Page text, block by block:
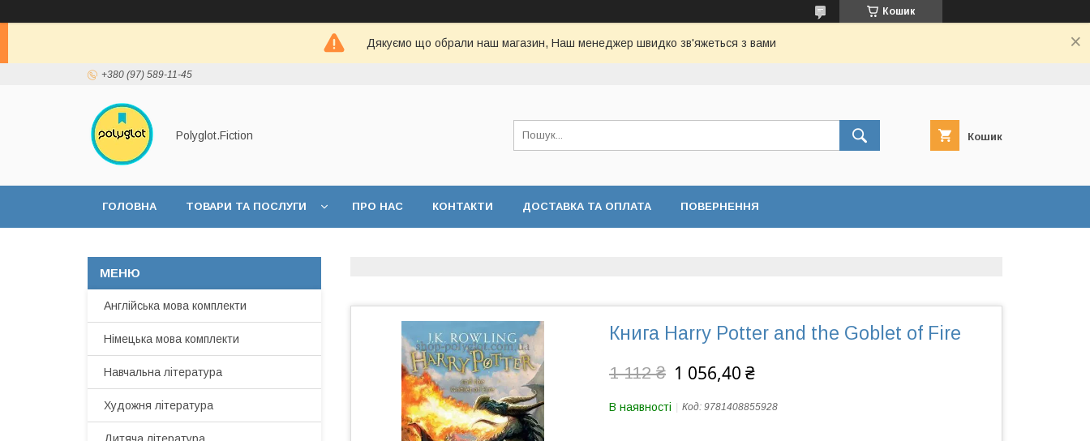
Кошик
Дякуємо що обрали наш магазин, Наш менеджер швидко зв'яжеться з вами
+380 (97) 589-11-45
Polyglot.Fiction Кошик
ГОЛОВНА ТОВАРИ ТА ПОСЛУГИ ПРО НАС КОНТАКТИ ДОСТАВКА ТА ОПЛАТА ПОВЕРНЕННЯ
Книга Harry Potter and the Goblet of Fire
1 112 ₴ 1 056,40 ₴
В наявності Код: 9781408855928
Англійська мова комплекти
Німецька мова комплекти
Навчальна література
Художня література